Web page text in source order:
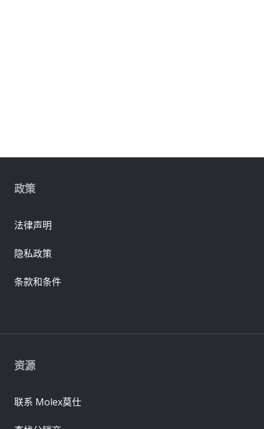
资源
联系 Molex莫仕
政策
法律声明
隐私政策
条款和条件